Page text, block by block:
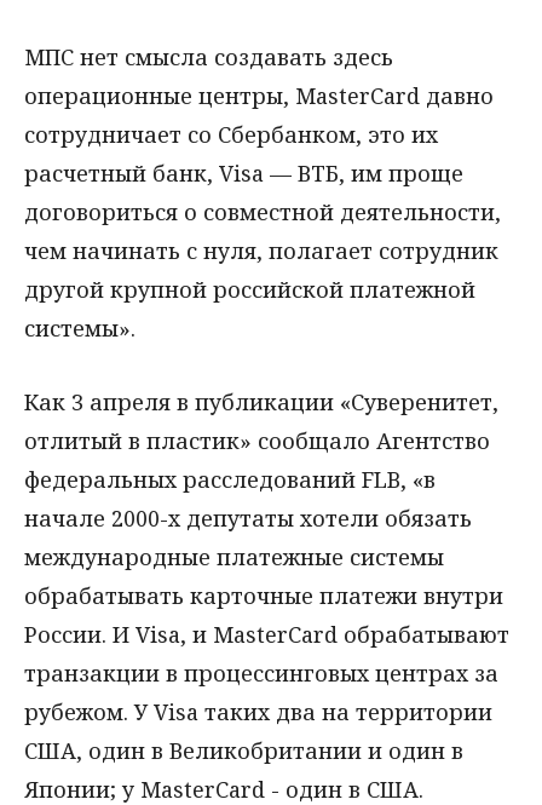
МПС нет смысла создавать здесь
операционные центры, MasterCard давно
сотрудничает со Сбербанком, это их
расчетный банк, Visa — ВТБ, им проще
договориться о совместной деятельности,
чем начинать с нуля, полагает сотрудник
другой крупной российской платежной
системы».
Как 3 апреля в публикации «Суверенитет,
отлитый в пластик» сообщало Агентство
федеральных расследований FLB, «в
начале 2000-х депутаты хотели обязать
международные платежные системы
обрабатывать карточные платежи внутри
России. И Visa, и MasterCard обрабатывают
транзакции в процессинговых центрах за
рубежом. У Visa таких два на территории
США, один в Великобритании и один в
Японии; у MasterCard - один в США.